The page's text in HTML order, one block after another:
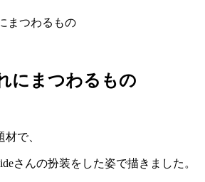
まつわるもの
にまつわるもの
で、
さんの扮装をした姿で描きました。